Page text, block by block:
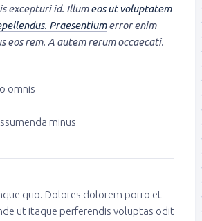
excepturi id. Illumeos ut voluptatem
Praesentiumerror enim
eos rem. A autem rerum occaecati.
omnis
minus
quo. Dolores dolorem porro et
ut itaque perferendis voluptas odit